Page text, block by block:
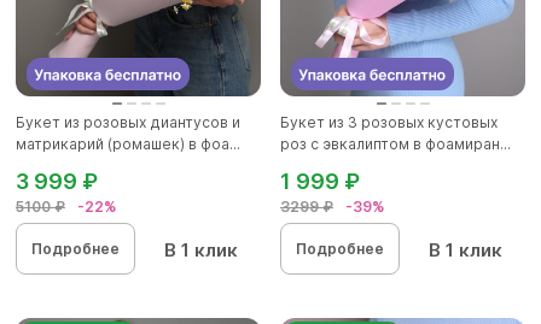
Букет из розовых диантусов и
матрикарий (ромашек) в фоа...
5100 ₽ -22%
3 999 ₽
Подробнее В 1 клик
Букет из 3 розовых кустовых
роз с эвкалиптом в фоамиран...
3299 ₽ -39%
1 999 ₽
Подробнее В 1 клик